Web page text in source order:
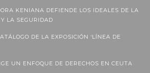
KENIANA DEFIENDE LOS IDEALES DE LA
LA SEGURIDAD
DE LA EXPOSICIÓN ‘LÍNEA DE
UN ENFOQUE DE DERECHOS EN CEUTA